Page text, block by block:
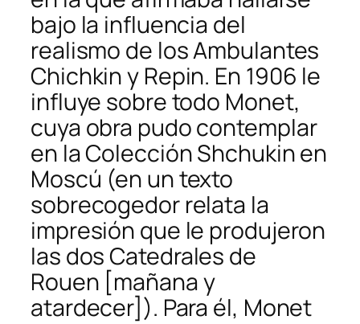
bajo la influencia del
realismo de los Ambulantes
Chichkin y Repin. En 1906 le
influye sobre todo Monet,
cuya obra pudo contemplar
en la Colección Shchukin en
Moscú (en un texto
sobrecogedor relata la
impresión que le produjeron
las dosCatedrales de
Rouen [mañana y
atardecer]). Para él, Monet